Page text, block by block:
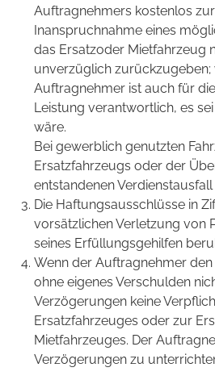
Auftragnehmers kostenlos
Inanspruchnahme eines
das Ersatzoder Mietfahrzeug
unverzüglich zurückzugeben;
Auftragnehmer ist auch für
Leistung verantwortlich, es
wäre.
Bei gewerblich genutzten
Ersatzfahrzeugs oder der
entstandenen Verdienstausfall
Die Haftungsausschlüsse in
vorsätzlichen Verletzung von
seines Erfüllungsgehilfen
Wenn der Auftragnehmer
ohne eigenes Verschulden
Verzögerungen keine
Ersatzfahrzeuges oder zur
Mietfahrzeuges. Der
Verzögerungen zu